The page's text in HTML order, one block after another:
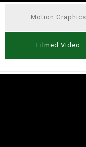
Motion Graphics
Filmed Video